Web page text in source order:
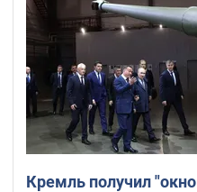
Кремль получил "окно